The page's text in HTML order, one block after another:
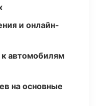
и онлайн-
автомобилям
на основные